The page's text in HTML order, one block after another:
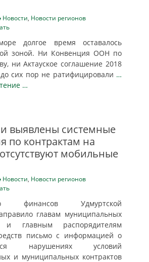
Новости, Новости регионов
долгое время оставалось
зоной. Ни Конвенция ООН по
ни Актауское соглашение 2018
до сих пор не ратифицировали …
…
выявлены системные
по контрактам на
мобильные
Новости, Новости регионов
финансов Удмуртской
главам муниципальных
и главным распорядителям
письмо с информацией о
нарушениях условий
и муниципальных контрактов